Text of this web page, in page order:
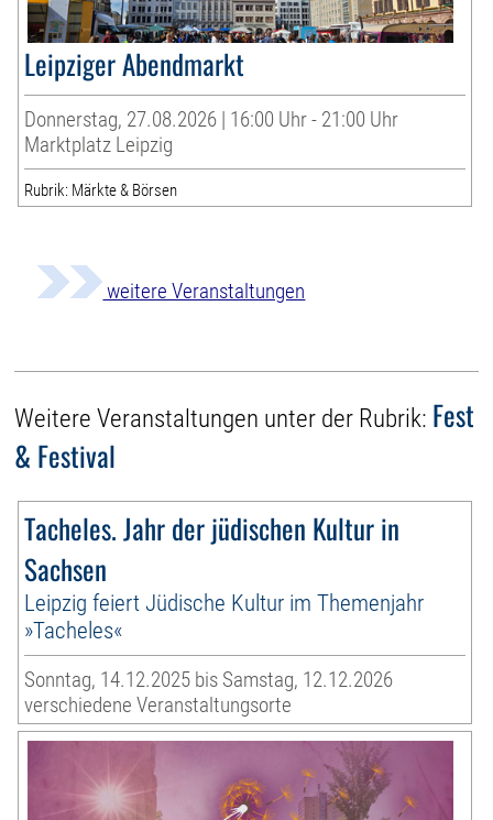
Leipziger Abendmarkt
Donnerstag, 27.08.2026 | 16:00 Uhr - 21:00 Uhr
Marktplatz Leipzig
Rubrik: Märkte & Börsen
weitere Veranstaltungen
Weitere Veranstaltungen unter der Rubrik: Fest
& Festival
Tacheles. Jahr der jüdischen Kultur in
Sachsen
Leipzig feiert Jüdische Kultur im Themenjahr
»Tacheles«
Sonntag, 14.12.2025 bis Samstag, 12.12.2026
verschiedene Veranstaltungsorte